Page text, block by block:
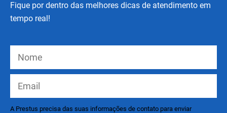
Fique por dentro das melhores dicas de atendimento em
tempo real!
A Prestus precisa das suas informações de contato para enviar